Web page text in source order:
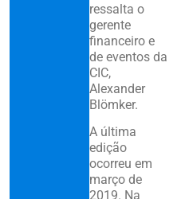
ressalta o
gerente
financeiro e
de eventos da
CIC,
Alexander
Blömker.
A última
edição
ocorreu em
março de
2019. Na